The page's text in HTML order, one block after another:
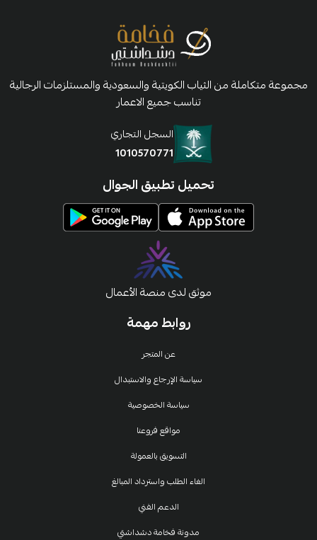
روابط مهمة
عن المتجر
سياسة الإرجاع والاستبدال
سياسة الخصوصية
مواقع فروعنا
التسويق بالعمولة
الغاء الطلب واسترداد المبالغ
الدعم الفني
مدونة فخامة دشداشتي
مجموعة متكاملة من الثياب الكويتية والسعودية والمستلزمات الرجالية
تناسب جميع الاعمار
السجل التجاري
1010570771
تحميل تطبيق الجوال
موثق لدى منصة الأعمال